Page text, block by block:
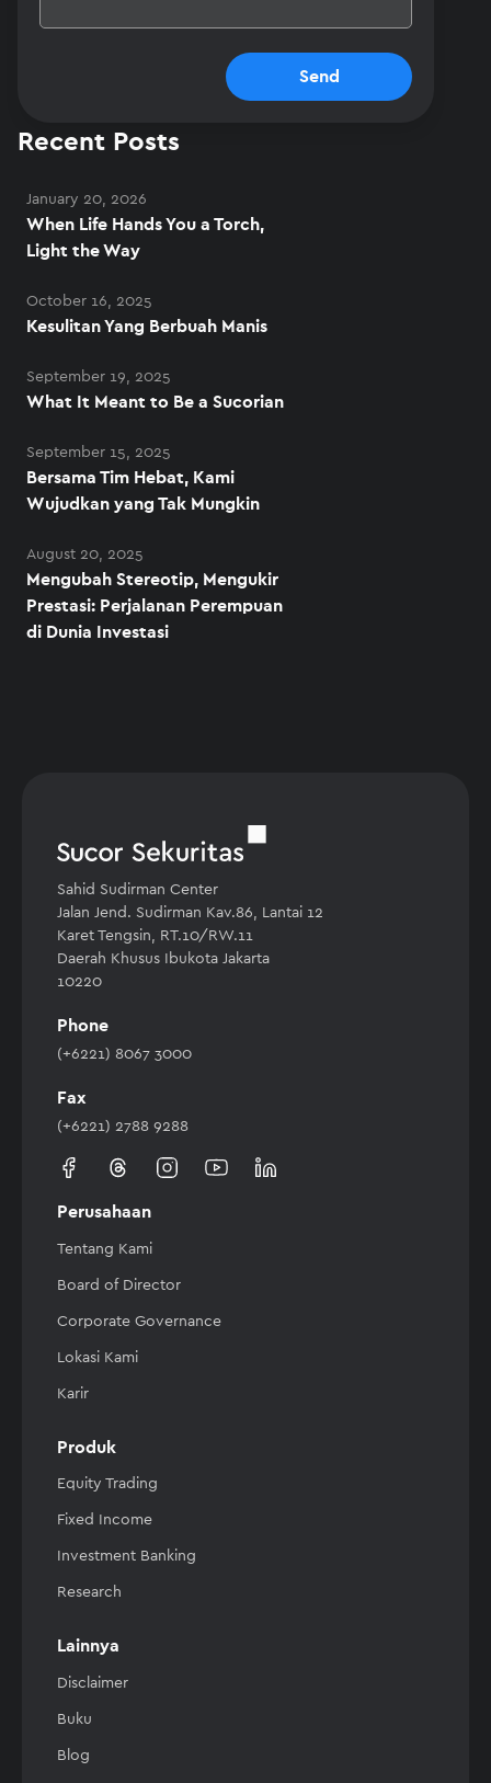
Send
Recent Posts
January 20, 2026
When Life Hands You a Torch,
Light the Way
October 16, 2025
Kesulitan Yang Berbuah Manis
September 19, 2025
What It Meant to Be a Sucorian
September 15, 2025
Bersama Tim Hebat, Kami
Wujudkan yang Tak Mungkin
August 20, 2025
Mengubah Stereotip, Mengukir
Prestasi: Perjalanan Perempuan
di Dunia Investasi
Sahid Sudirman Center
Jalan Jend. Sudirman Kav.86, Lantai 12
Karet Tengsin, RT.10/RW.11
Daerah Khusus Ibukota Jakarta
10220
Phone
(+6221) 8067 3000
Fax
(+6221) 2788 9288
Perusahaan
Tentang Kami
Board of Director
Corporate Governance
Lokasi Kami
Karir
Produk
Equity Trading
Fixed Income
Investment Banking
Research
Lainnya
Disclaimer
Buku
Blog